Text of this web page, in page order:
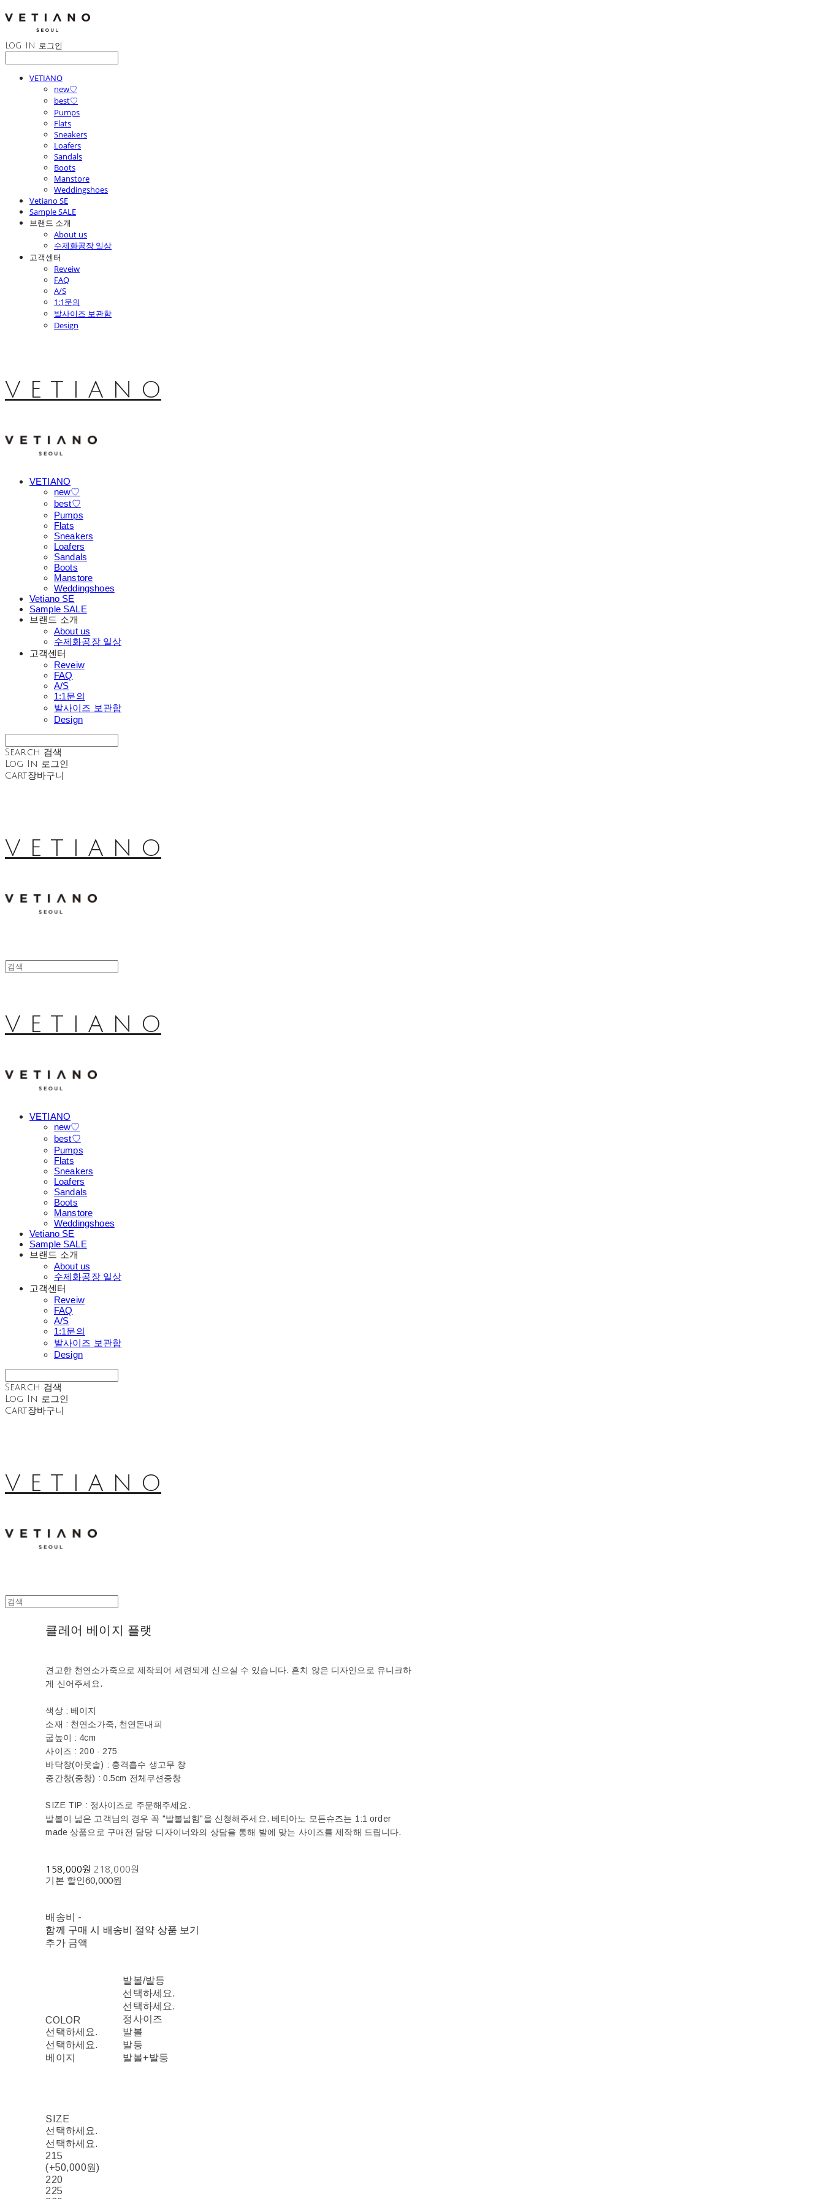
LOG IN 로그인
VETIANO
new♡
best♡
Pumps
Flats
Sneakers
Loafers
Sandals
Boots
Manstore
Weddingshoes
Vetiano SE
Sample SALE
브랜드 소개
About us
수제화공장 일상
고객센터
Reveiw
FAQ
A/S
1:1문의
발사이즈 보관함
Design
V E T I A N O
VETIANO
new♡
best♡
Pumps
Flats
Sneakers
Loafers
Sandals
Boots
Manstore
Weddingshoes
Vetiano SE
Sample SALE
브랜드 소개
About us
수제화공장 일상
고객센터
Reveiw
FAQ
A/S
1:1문의
발사이즈 보관함
Design
Search 검색
Log In 로그인
Cart장바구니
V E T I A N O
V E T I A N O
VETIANO
new♡
best♡
Pumps
Flats
Sneakers
Loafers
Sandals
Boots
Manstore
Weddingshoes
Vetiano SE
Sample SALE
브랜드 소개
About us
수제화공장 일상
고객센터
Reveiw
FAQ
A/S
1:1문의
발사이즈 보관함
Design
Search 검색
Log In 로그인
Cart장바구니
V E T I A N O
클레어 베이지 플랫
견고한 천연소가죽으로 제작되어 세련되게 신으실 수 있습니다. 흔치 않은 디자인으로 유니크하
게 신어주세요.
색상 : 베이지
소재 : 천연소가죽, 천연돈내피
굽높이 : 4cm
사이즈 : 200 - 275
바닥창(아웃솔) : 충격흡수 생고무 창
중간창(중창) : 0.5cm 전체쿠션중창
SIZE TIP : 정사이즈로 주문해주세요.
발볼이 넓은 고객님의 경우 꼭 "발볼넓힘"을 신청해주세요. 베티아노 모든슈즈는 1:1 order
made 상품으로 구매전 담당 디자이너와의 상담을 통해 발에 맞는 사이즈를 제작해 드립니다.
158,000원 218,000원
기본 할인60,000원
배송비 -
함께 구매 시 배송비 절약 상품 보기
추가 금액
COLOR
선택하세요.
선택하세요.
베이지
발볼/발등
선택하세요.
선택하세요.
정사이즈
발볼
발등
발볼+발등
SIZE
선택하세요.
선택하세요.
215
(+50,000원)
220
225